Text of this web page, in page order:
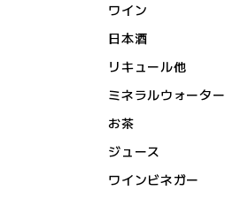
ワイン
日本酒
リキュール他
ミネラルウォーター
お茶
ジュース
ワインビネガー